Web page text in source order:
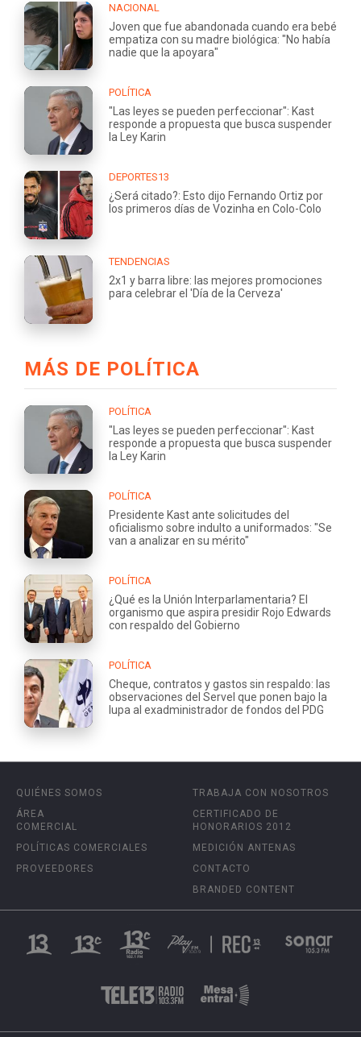
NACIONAL
Joven que fue abandonada cuando era bebé
empatiza con su madre biológica: "No había
nadie que la apoyara"
POLÍTICA
"Las leyes se pueden perfeccionar": Kast
responde a propuesta que busca suspender
la Ley Karin
DEPORTES13
¿Será citado?: Esto dijo Fernando Ortiz por
los primeros días de Vozinha en Colo-Colo
TENDENCIAS
2x1 y barra libre: las mejores promociones
para celebrar el 'Día de la Cerveza'
MÁS DE POLÍTICA
POLÍTICA
"Las leyes se pueden perfeccionar": Kast
responde a propuesta que busca suspender
la Ley Karin
POLÍTICA
Presidente Kast ante solicitudes del
oficialismo sobre indulto a uniformados: "Se
van a analizar en su mérito"
POLÍTICA
¿Qué es la Unión Interparlamentaria? El
organismo que aspira presidir Rojo Edwards
con respaldo del Gobierno
POLÍTICA
Cheque, contratos y gastos sin respaldo: las
observaciones del Servel que ponen bajo la
lupa al exadministrador de fondos del PDG
QUIÉNES SOMOS
ÁREA
COMERCIAL
POLÍTICAS COMERCIALES
PROVEEDORES
TRABAJA CON NOSOTROS
CERTIFICADO DE
HONORARIOS 2012
MEDICIÓN ANTENAS
CONTACTO
BRANDED CONTENT